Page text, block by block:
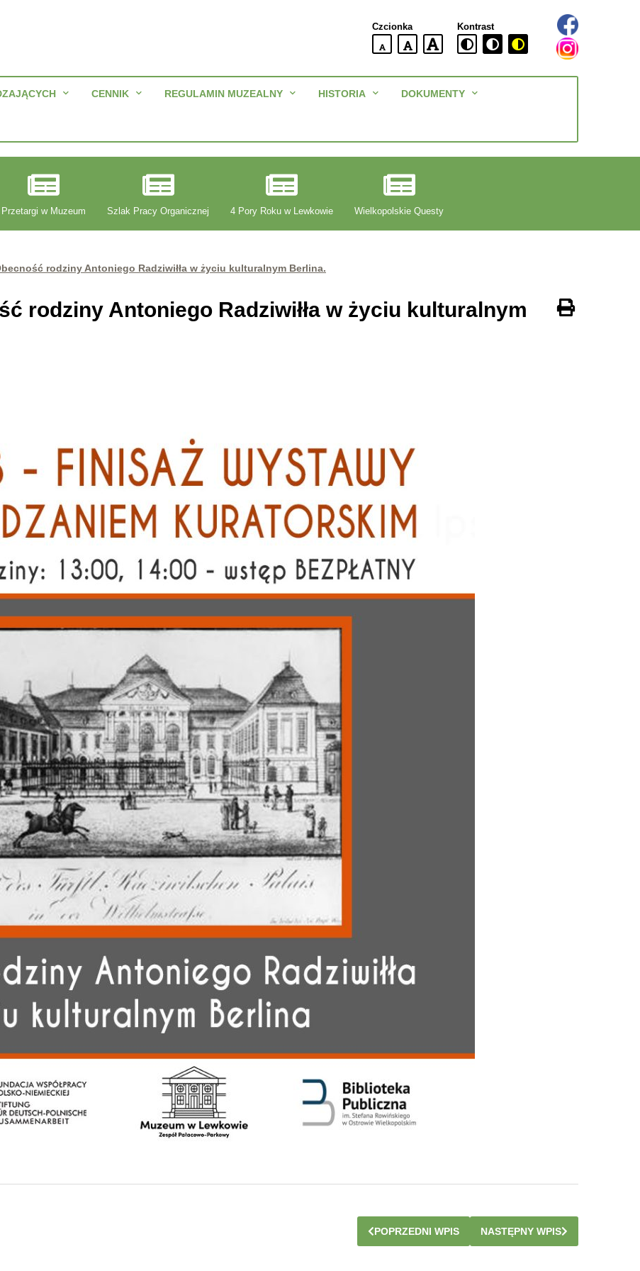
Czcionka
domyślnawiększanajwiększa
czcionka
Kontrast
CENNIK REGULAMIN MUZEALNY HISTORIA DOKUMENTY
Przetargi w Muzeum Szlak Pracy Organicznej 4 Pory Roku w Lewkowie Wielkopolskie Questy
rodziny Antoniego Radziwiłła w życiu kulturalnym Berlina.
rodziny Antoniego Radziwiłła w życiu kulturalnym
Drukuj
POPRZEDNI WPIS NASTĘPNY WPIS